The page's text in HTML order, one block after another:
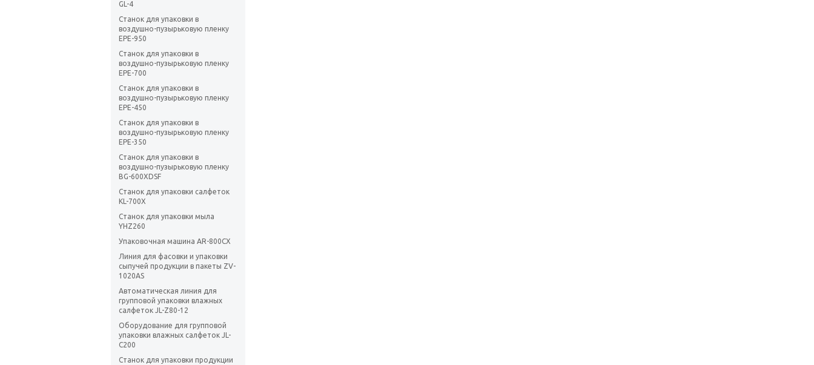
GL-4
Станок для упаковки в
воздушно-пузырьковую пленку
EPE-950
Станок для упаковки в
воздушно-пузырьковую пленку
EPE-700
Станок для упаковки в
воздушно-пузырьковую пленку
EPE-450
Станок для упаковки в
воздушно-пузырьковую пленку
EPE-350
Станок для упаковки в
воздушно-пузырьковую пленку
BG-600XDSF
Станок для упаковки салфеток
KL-700X
Станок для упаковки мыла
YHZ260
Упаковочная машина AR-800CX
Линия для фасовки и упаковки
сыпучей продукции в пакеты ZV-
1020AS
Автоматическая линия для
групповой упаковки влажных
салфеток JL-Z80-12
Оборудование для групповой
упаковки влажных салфеток JL-
C200
Станок для упаковки продукции